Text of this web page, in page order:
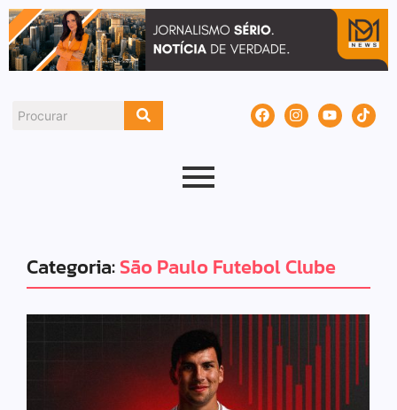
Categoria:São Paulo Futebol Clube